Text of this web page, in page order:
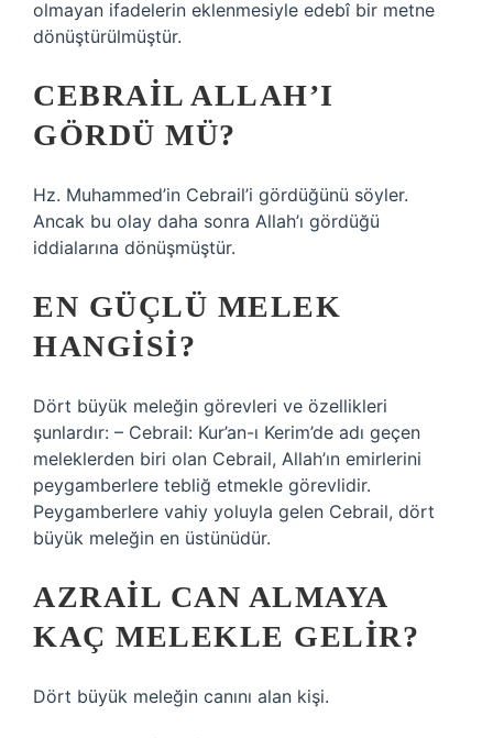
olmayan ifadelerin eklenmesiyle edebî bir metne
dönüştürülmüştür.
CEBRAIL ALLAH’I
GÖRDÜ MÜ?
Hz. Muhammed’in Cebrail’i gördüğünü söyler.
Ancak bu olay daha sonra Allah’ı gördüğü
iddialarına dönüşmüştür.
EN GÜÇLÜ MELEK
HANGISI?
Dört büyük meleğin görevleri ve özellikleri
şunlardır: – Cebrail: Kur’an-ı Kerim’de adı geçen
meleklerden biri olan Cebrail, Allah’ın emirlerini
peygamberlere tebliğ etmekle görevlidir.
Peygamberlere vahiy yoluyla gelen Cebrail, dört
büyük meleğin en üstünüdür.
AZRAIL CAN ALMAYA
KAÇ MELEKLE GELIR?
Dört büyük meleğin canını alan kişi.